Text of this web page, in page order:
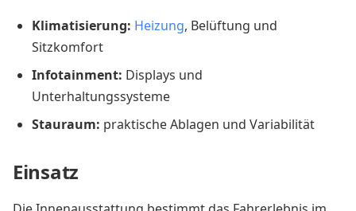
Klimatisierung: Heizung, Belüftung und
Sitzkomfort
Infotainment: Displays und
Unterhaltungssysteme
Stauraum: praktische Ablagen und Variabilität
Einsatz